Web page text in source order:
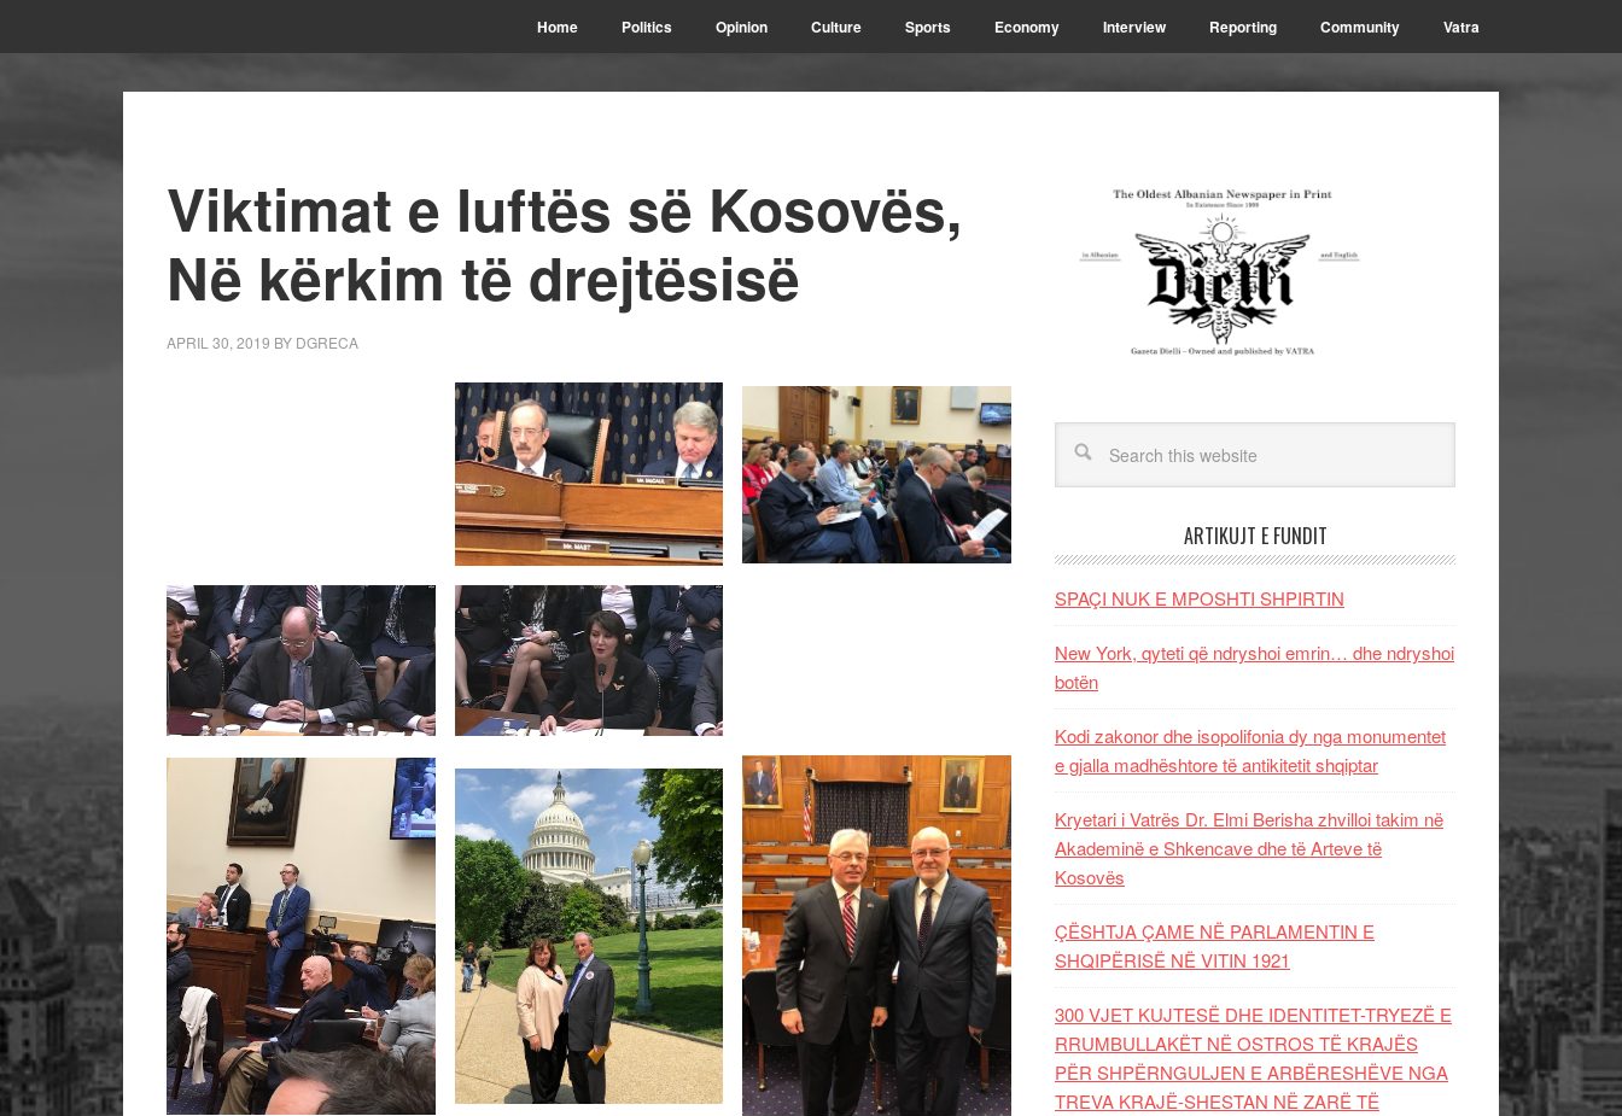
Home Politics Opinion Culture Sports Economy Interview Reporting Community Vatra
Viktimat e luftës së Kosovës,
Në kërkim të drejtësisë
APRIL 30, 2019 BY DGRECA
ARTIKUJT E FUNDIT
SPAÇI NUK E MPOSHTI SHPIRTIN
New York, qyteti që ndryshoi emrin… dhe ndryshoi
botën
Kodi zakonor dhe isopolifonia dy nga monumentet
e gjalla madhështore të antikitetit shqiptar
Kryetari i Vatrës Dr. Elmi Berisha zhvilloi takim në
Akademinë e Shkencave dhe të Arteve të
Kosovës
ÇËSHTJA ÇAME NË PARLAMENTIN E
SHQIPËRISË NË VITIN 1921
300 VJET KUJTESË DHE IDENTITET-TRYEZË E
RRUMBULLAKËT NË OSTROS TË KRAJËS
PËR SHPËRNGULJEN E ARBËRESHËVE NGA
TREVA KRAJË-SHESTAN NË ZARË TË